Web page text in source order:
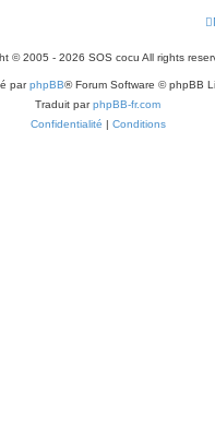
© 2005 - 2026 SOS cocu All rights
parphpBB® Forum Software © phpBB
Traduit parphpBB-fr.com
Confidentialité | Conditions